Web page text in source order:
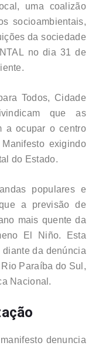
uma coalizão
socioambientais,
da sociedade
no dia 31 de
Todos, Cidade
que as
a ocupar o centro
exigindo
do Estado.
populares e
a previsão de
mais quente da
El Niño. Esta
da denúncia
Paraíba do Sul,
Nacional.
denuncia